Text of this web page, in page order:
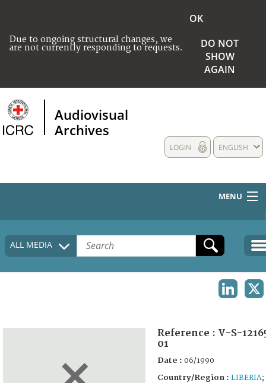
Due to ongoing structural changes, we
are not currently responding to requests.
OK
DO NOT
SHOW
AGAIN
Audiovisual
Archives
ENGLISH
LOGIN
MENU
HOME
COLLECTIONS DESCRIPTION
ALL MEDIA
Reference : V-S-
01
Date : 06/1990
Country/Region : LIBERIA;